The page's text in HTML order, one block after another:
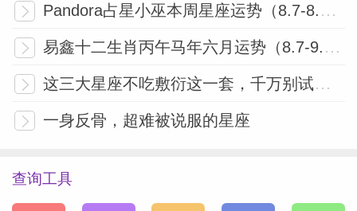
Pandora占星小巫本周星座运势（8.7-8.13）
易鑫十二生肖丙午马年六月运势（8.7-9.6）
这三大星座不吃敷衍这一套，千万别试探！
一身反骨，超难被说服的星座
查询工具